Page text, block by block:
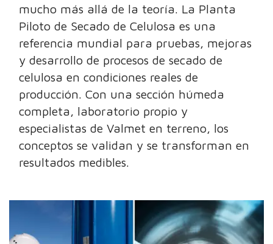
mucho más allá de la teoría. La Planta
Piloto de Secado de Celulosa es una
referencia mundial para pruebas, mejoras
y desarrollo de procesos de secado de
celulosa en condiciones reales de
producción. Con una sección húmeda
completa, laboratorio propio y
especialistas de Valmet en terreno, los
conceptos se validan y se transforman en
resultados medibles.